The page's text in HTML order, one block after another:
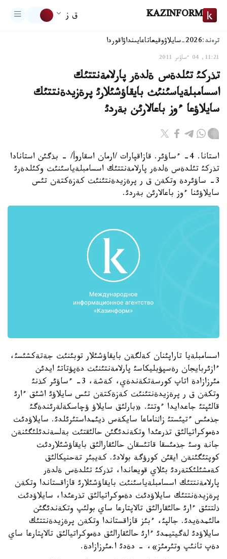
KAZINFORM ق ز
ترەند:2026-سايلاۋ وقيعاتاعايىنداۋاقوردا
11:21, 04 ءساۋىر 2011
تذركئ تئلدةس ةلدةر پارلامةنتتئك
اسسامبلةياسئنئث بايقاؤشئلارئ پرةزيدةنتتئك
سايلاؤعا ءوز باعالارئن بةردئ
استانا. 4- ءساؤئر. قازاقپارات /ارمان اسقاروأ/ - بذگئن استانادا
تذركئ تئلدةس ةلدةر پارلامةنتتئك اسسامبلةياسئنئث وكئلدةرئ
3- ساؤئردة وتكةن ق ر پرةزيدةنتئنئث كةزةكتةن تئس
سايلاؤئنا ءوز باعالارئن بةردئ.
اسسامبلةيا تاراپئنان كةلگةن بايقاؤشئلار توبئنئث جةتةكشئسئ،
ءازئربايجان رةسپؤبليكاسئ پارلامةنتئنئث دةپؤتاتئ ايدئن
مئرزازادة اتاپ كورسةتكةندةي، كةشة، 3- ءساؤئر كذنئ
وتكةن ق ر پرةزيدةنتئنئث كةزةكتةن تئس سايلاؤئ اشئق ءارئ
قالئپتئ جاعدايدا ءوتتئ. «بارلئق سايلاؤ ؤچاسكةلةرئندةگئ
جذمئس ءتيئستئ زاثناماعا سايكةس ذيئمداستئرئلدئ. سايلاؤدئث
دةموكراتيالئق تذرعئدا وتكةندئگئن حالئقتئث بةلسةندئلئگئنةن
جانة وسئ جذمئسقا قاتئسقان حالئقارالئق بايقاؤشئلاردئث
كوپتئگئنةن ايقئن كورؤگة بولادئ. كةيبئر تةحنيكالئق
كةمشئلئكتةردئ بئلاي قويعاندا، تذركئ تئلدةس ةلدةر
پارلامةنتتئك اسسامبلةياسئنئث بايقاؤشئلارئ قازاقستاندا وتكةن
پرةزيدةنتتئك سايلاؤدئث دةموكراتيالئق تذرعئدا، سايلاؤدئث
ذلتتئق ءارئ حالئقارالئق تالاپتارعا ساي بولئپ وتكةندئگئن
مالئمدةيدئ. جالپئ، ءبئز قازاقستاندا وتكةن پرةزيدةنتتئك
سايلاؤدئ لةگيتيمدئ ءارئ حالئقارالئق دةموكراتيالئق تالاپتارعا ساي
دةپ تانئپ وتئرمئز»، - دةدئ ا.مئرزازادة.